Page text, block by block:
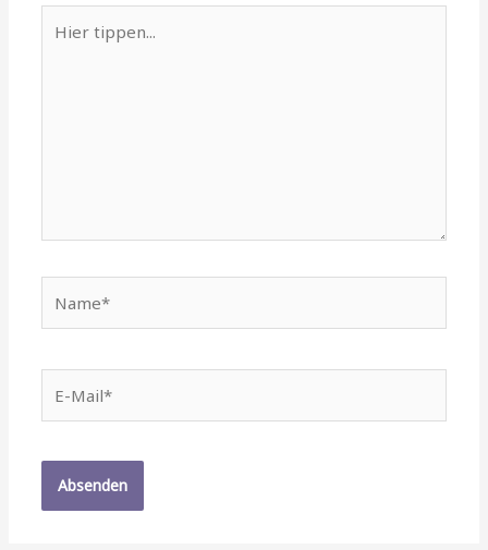
tippen...
Mail*